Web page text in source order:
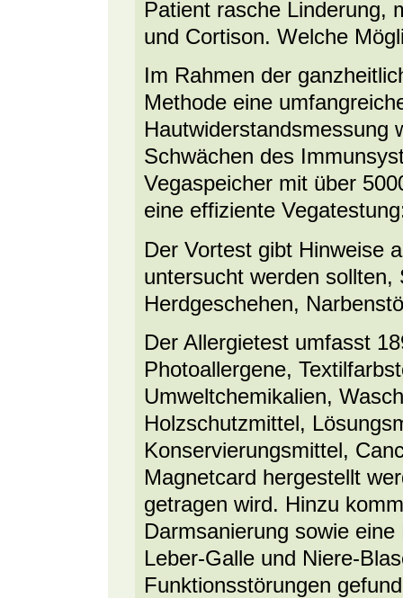
Patient rasche Linderung,
und Cortison. Welche
Im Rahmen der
Methode eine
Hautwiderstandsmessung
Schwächen des
Vegaspeicher mit über
eine effiziente
Der Vortest gibt Hinweise
untersucht werden
Herdgeschehen,
Der Allergietest umfasst
Photoallergene,
Umweltchemikalien,
Holzschutzmittel,
Konservierungsmittel,
Magnetcard hergestellt
getragen wird. Hinzu
Darmsanierung sowie
Leber-Galle und Niere-
Funktionsstörungen